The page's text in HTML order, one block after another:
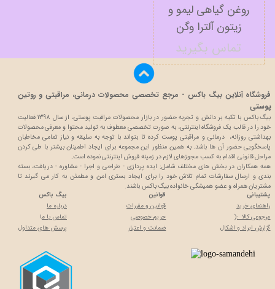
روغن گیاهی لیمو و
زیتون آلترا وگن
تماس بگیرید
پشتیبانی
راهنمای خرید
مرجوعی کالا :(
گزارش ایراد و اشکال
قوانین
قوانین و مقررات
حریم خصوصی
ضمانت و اعتبار
بیگ باکس
درباره ما
تماس با ما
پرسش های متداول
فروشگاه آنلاین بیگ باکس - مرجع تخصصی محصولات درمانی، مراقبتی و روتین
پوستی
بیگ باکس با تکیه بر دانش و تجربه حضور در بازار محصولات مراقبت پوستی، از سال 1398 فعالیت
خود را در قالب یک فروشگاه اینترنتی، به صورت تخصصی معطوف به تولید محتوا و معرفی محصولات
بهداشتی روزانه، درمانی و مراقبتی پوست کرده تا بتواند با توجه به سلیقه و نیاز تمامی مخاطبان
پاسخگویی حضور آن ها باشد. به همین منظور این مجموعه برای ایجاد اطمینان بیشتر با طی کردن
مراحل قانونی اقدام به کسب مجوزهای لازم در زمینه فروش اینترنتی نموده است.
همه همکاران در بخش های مختلف شامل: ایده پردازی - طراحی و اجرا - مشاوره - دریافت، بسته
بندی و ارسال سفارشات تمام تلاش خود را برای ایجاد بستری امن و مطمئن به کار می گیرند تا
مشتریان همراه و عضو همیشگی خانواده بیگ باکس باشند.